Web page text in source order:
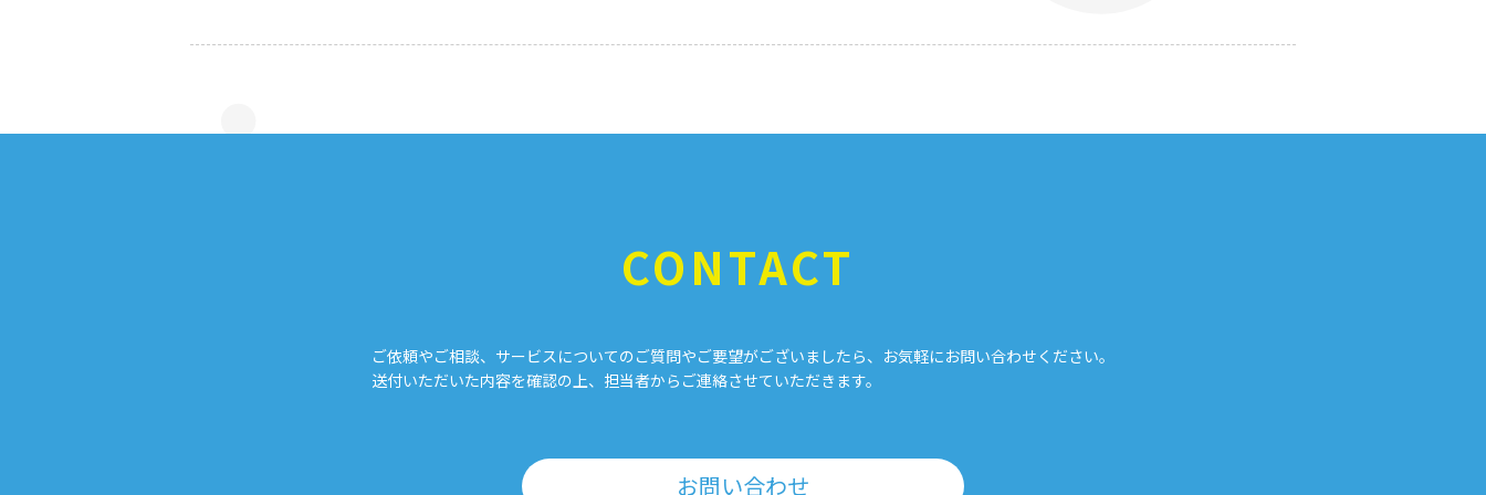
CONTACT
ご依頼やご相談、サービスについてのご質問やご要望がございましたら、お気軽にお問い合わせください。
送付いただいた内容を確認の上、担当者からご連絡させていただきます。
お問い合わせ